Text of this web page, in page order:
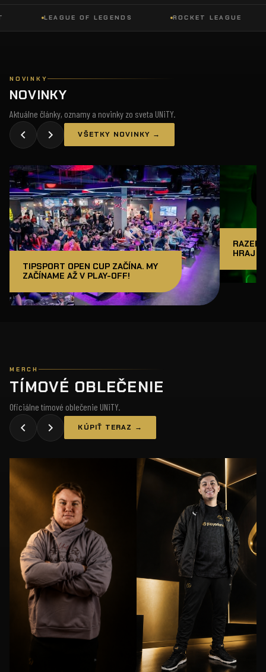
LEAGUE OF LEGENDS ROCKET LEAGUE
NOVINKY
NOVINKY
Aktuálne články, oznamy a novinky zo sveta UNiTY.
VŠETKY NOVINKY →
TIPSPORT OPEN CUP ZAČÍNA. MY
ZAČÍNAME AŽ V PLAY-OFF!
RAZER
HRAJ
MERCH
TÍMOVÉ OBLEČENIE
Oficiálne tímové oblečenie UNiTY.
KÚPIŤ TERAZ →